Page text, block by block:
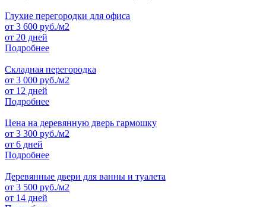
Глухие перегородки для офиса
от 3 600 руб./м2
от 20 дней
Подробнее
Складная перегородка
от 3 000 руб./м2
от 12 дней
Подробнее
Цена на деревянную дверь гармошку
от 3 300 руб./м2
от 6 дней
Подробнее
Деревянные двери для ванны и туалета
от 3 500 руб./м2
от 14 дней